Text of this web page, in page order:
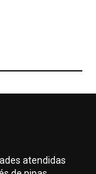
atendidas